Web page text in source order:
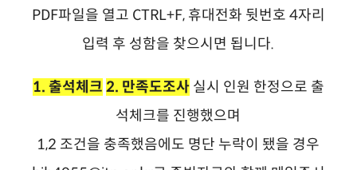
PDF파일을 열고 CTRL+F, 휴대전화 뒷번호 4자리
입력 후 성함을 찾으시면 됩니다.
1. 출석체크 2. 만족도조사실시 인원 한정으로 출
석체크를 진행했으며
1,2 조건을 충족했음에도 명단 누락이 됐을 경우